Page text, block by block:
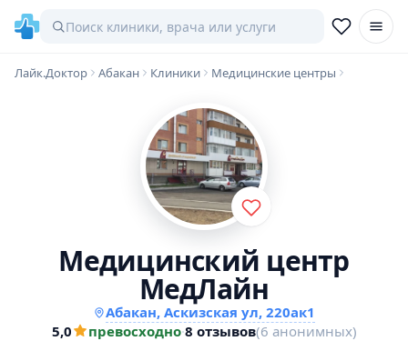
Лайк.Доктор Абакан Клиники Медицинские центры
Медицинский центр
МедЛайн
Абакан, Аскизская ул, 220ак1
5,0
превосходно·8 отзывов(6 анонимных)